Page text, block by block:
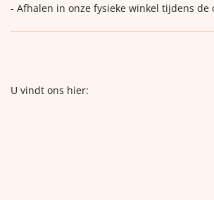
- Afhalen in onze fysieke winkel tijdens de
U vindt ons hier: